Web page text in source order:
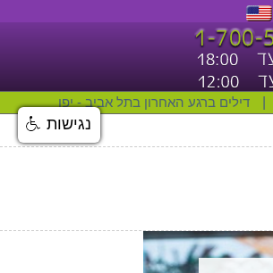
דילים ברגע האחרון בתל אביב - יפו
נגישות